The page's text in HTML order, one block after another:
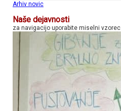
Arhiv novic
Naše dejavnosti
za navigacijo uporabite miselni vzorec